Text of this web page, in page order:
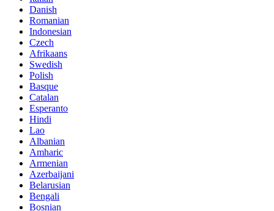
Danish
Romanian
Indonesian
Czech
Afrikaans
Swedish
Polish
Basque
Catalan
Esperanto
Hindi
Lao
Albanian
Amharic
Armenian
Azerbaijani
Belarusian
Bengali
Bosnian